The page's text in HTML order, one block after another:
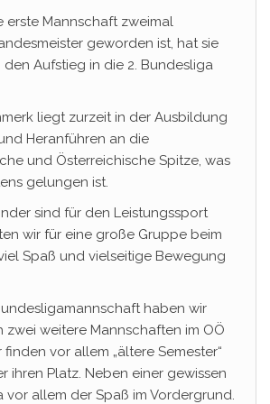
erste Mannschaft zweimal
geworden ist, hat sie
Aufstieg in die 2. Bundesliga
liegt zurzeit in der Ausbildung
Heranführen an die
und Österreichische Spitze, was
gelungen ist.
sind für den Leistungssport
wir für eine große Gruppe beim
Spaß und vielseitige Bewegung
haben wir
zwei weitere Mannschaften im OÖ
vor allem „ältere Semester“
ihren Platz. Neben einer gewissen
vor allem der Spaß im Vordergrund.